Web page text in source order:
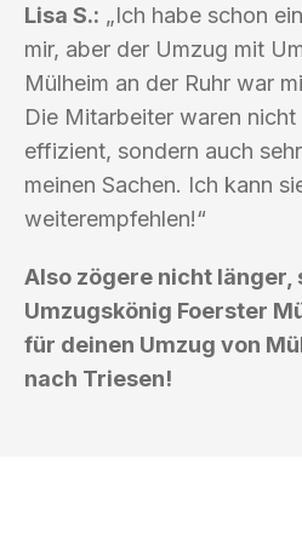
Lisa S.: „Ich habe schon
mir, aber der Umzug mit
Mülheim an der Ruhr war
Die Mitarbeiter waren nicht
effizient, sondern auch
meinen Sachen. Ich kann
weiterempfehlen!“
Also zögere nicht länger,
Umzugskönig Foerster
für deinen Umzug von
nach Triesen!